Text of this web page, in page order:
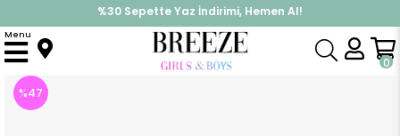
%30 Sepette Yaz İndirimi, Hemen Al!
İndirimlere ek %10 İndirimi Kap, Hemen Üye Ol!
0
Menu
Anasayfa Üst Giyim Tişört Erkek Bebek Tişört Dinozor Baskılı Bej (2 Yaş)
%47